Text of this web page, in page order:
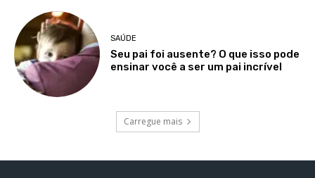
SAÚDE
Seu pai foi ausente? O que isso pode
ensinar você a ser um pai incrível
Carregue mais